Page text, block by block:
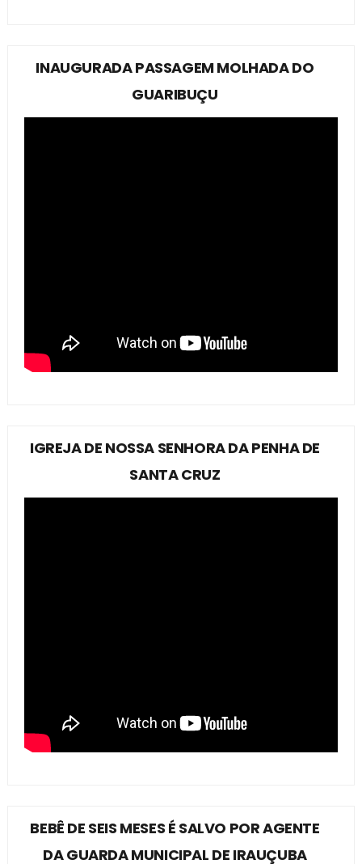
INAUGURADA PASSAGEM MOLHADA DO
GUARIBUÇU
IGREJA DE NOSSA SENHORA DA PENHA DE
SANTA CRUZ
BEBÊ DE SEIS MESES É SALVO POR AGENTE
DA GUARDA MUNICIPAL DE IRAUÇUBA